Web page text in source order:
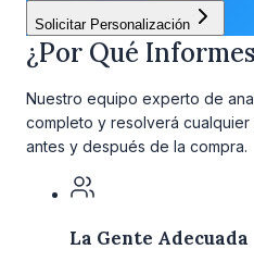
Solicitar Personalización
¿Por Qué
Nuestro equipo experto de
completo y resolverá cualquier
antes y después de la compra.
La Gente Adecuada